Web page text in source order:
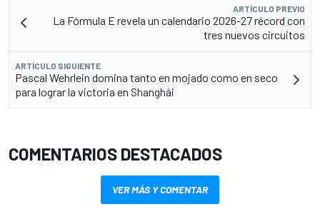
ARTÍCULO PREVIO
La Fórmula E revela un calendario 2026-27 récord con
tres nuevos circuitos
ARTÍCULO SIGUIENTE
Pascal Wehrlein domina tanto en mojado como en seco
para lograr la victoria en Shanghái
COMENTARIOS DESTACADOS
VER MÁS Y COMENTAR